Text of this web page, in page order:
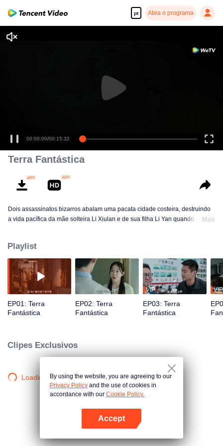
pt Abra o programa
Abra o programa
00:00:00/00:15:32
Terra Fantástica
Dois assassinatos bizarros abalam uma pacata cidade costeira, destruindo
a vida pacífica da mãe solteira Li Xiulan e de sua filha Li Yan quando a
Mais
Playlist
EP01: Terra
Fantástica
EP02: Terra
Fantástica
VIP
EP03: Terra
Fantástica
VIP
Clipes Exclusivos
Loading…By using the website, you are agreeing to our
Privacy Policy and the use of cookies in
accordance with our Cookie Policy.
Accept